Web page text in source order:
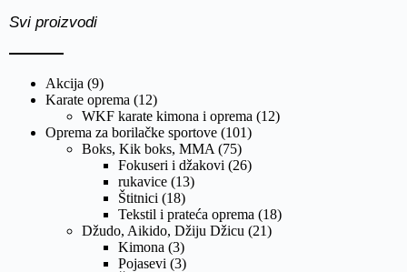
Svi proizvodi
Akcija (9)
Karate oprema (12)
WKF karate kimona i oprema (12)
Oprema za borilačke sportove (101)
Boks, Kik boks, MMA (75)
Fokuseri i džakovi (26)
rukavice (13)
Štitnici (18)
Tekstil i prateća oprema (18)
Džudo, Aikido, Džiju Džicu (21)
Kimona (3)
Pojasevi (3)